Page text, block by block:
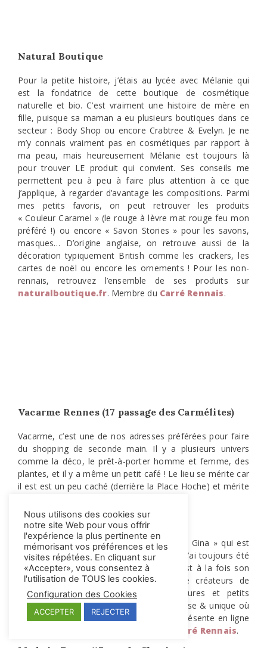
Natural Boutique
Pour la petite histoire, j’étais au lycée avec Mélanie qui
est la fondatrice de cette boutique de cosmétique
naturelle et bio. C’est vraiment une histoire de mère en
fille, puisque sa maman a eu plusieurs boutiques dans ce
secteur : Body Shop ou encore Crabtree & Evelyn. Je ne
m’y connais vraiment pas en cosmétiques par rapport à
ma peau, mais heureusement Mélanie est toujours là
pour trouver LE produit qui convient. Ses conseils me
permettent peu à peu à faire plus attention à ce que
j’applique, à regarder d’avantage les compositions. Parmi
mes petits favoris, on peut retrouver les produits
« Couleur Caramel » (le rouge à lèvre mat rouge feu mon
préféré !) ou encore « Savon Stories » pour les savons,
masques… D’origine anglaise, on retrouve aussi de la
décoration typiquement British comme les crackers, les
cartes de noël ou encore les ornements ! Pour les non-
rennais, retrouvez l’ensemble de ses produits sur
naturalboutique.fr. Membre du Carré Rennais.
Vacarme Rennes (17 passage des Carmélites)
Vacarme, c’est une de nos adresses préférées pour faire
du shopping de seconde main. Il y a plusieurs univers
comme la déco, le prêt-à-porter homme et femme, des
plantes, et il y a même un petit café ! Le lieu se mérite car
il est est un peu caché (derrière la Place Hoche) et mérite
Stories (3 rue de Bertrand)
C’est la créatrice de vêtements « Wanted Gina » qui est
l’origine de ce magnifique concept-store. J’ai toujours été
très fan de ses créations ! Cet espace est à la fois son
atelier boutique & un multimarques de créateurs de
bijoux, maroquinerie, papeterie, chaussures et petits
accessoires. Le lieu est à son image : classe & unique où
j’aime souvent venir. Elle est également présente en ligne
Carré Rennais.
Nous utilisons des cookies sur
notre site Web pour vous offrir
l'expérience la plus pertinente en
mémorisant vos préférences et les
visites répétées. En cliquant sur
«Accepter», vous consentez à
l'utilisation de TOUS les cookies.
Configuration des Cookies
ACCEPTER REJECTER